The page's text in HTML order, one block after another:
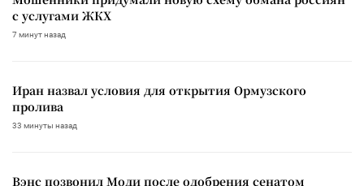
с услугами ЖКХ
7 минут назад
Иран назвал условия для открытия Ормузского
пролива
33 минуты назад
Вэнс позвонил Моди после одобрения сенатом